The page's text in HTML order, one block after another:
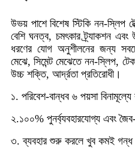
উভয় পাশে বিশেষ স্টিকি নন-স্লিপ
বেশি ঘনত্ব, চমৎকার ট্র্যাকশন এবং
ধরণের যোগ অনুশীলনের জন্য
মেঝে, সিমেন্ট মেঝেতে নন-স্লিপ,
উচ্চ শক্তি, আর্দ্রতা প্রতিরোধী।
১. পরিবেশ-বান্ধব ৬ পয়সা
২.১০০% পুনর্ব্যবহারযোগ্য এবং
৩. ব্যবহার শুরু করলে খুব কমই গন্ধ